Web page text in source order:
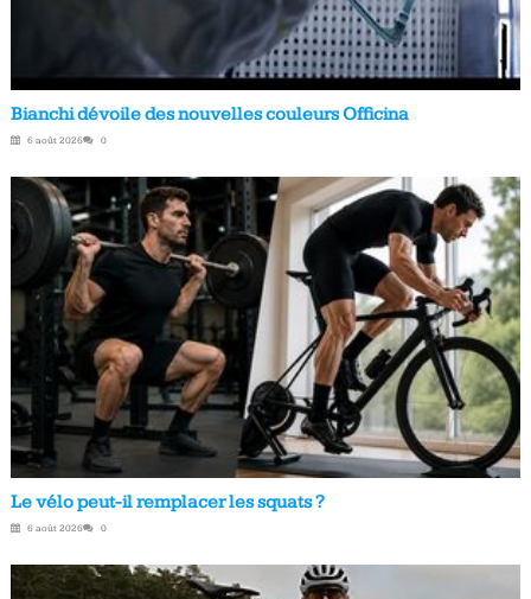
Bianchi dévoile des nouvelles couleurs Officina
6 août 2026 0
Le vélo peut-il remplacer les squats ?
6 août 2026 0